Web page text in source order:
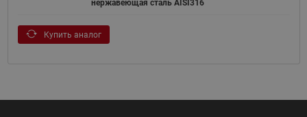
нержавеющая сталь AISI316
Купить аналог